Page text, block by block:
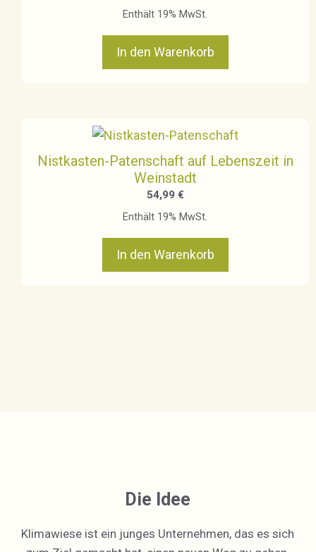
Preis
Enthält 19% MwSt.
In den Warenkorb
Nistkasten-Patenschaft auf Lebenszeit in
Weinstadt
54,99 €
Enthält 19% MwSt.
In den Warenkorb
Die Idee
Klimawiese ist ein junges Unternehmen, das es sich